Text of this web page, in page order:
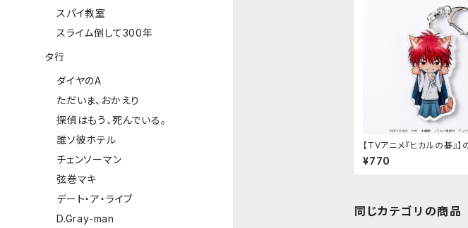
【TVアニメ『ヒカルの碁』】
アクリルキーホルダー（加賀
¥770
同じカテゴリの商品
スパイ教室
スライム倒して300年
タ行
ダイヤのA
ただいま、おかえり
探偵はもう、死んでいる。
誰ソ彼ホテル
チェンソーマン
弦巻マキ
デート・ア・ライブ
D.Gray-man